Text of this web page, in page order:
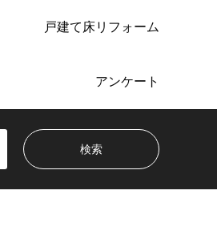
戸建て床リフォーム
アンケート